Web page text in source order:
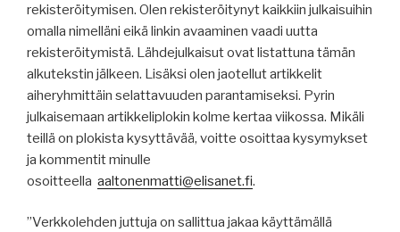
rekisteröitymisen. Olen rekisteröitynyt kaikkiin julkaisuihin
omalla nimelläni eikä linkin avaaminen vaadi uutta
rekisteröitymistä. Lähdejulkaisut ovat listattuna tämän
alkutekstin jälkeen. Lisäksi olen jaotellut artikkelit
aiheryhmittäin selattavuuden parantamiseksi. Pyrin
julkaisemaan artikkeliplokin kolme kertaa viikossa. Mikäli
teillä on plokista kysyttävää, voitte osoittaa kysymykset
ja kommentit minulle
osoitteella aaltonenmatti@elisanet.fi.
”Verkkolehden juttuja on sallittua jakaa käyttämällä